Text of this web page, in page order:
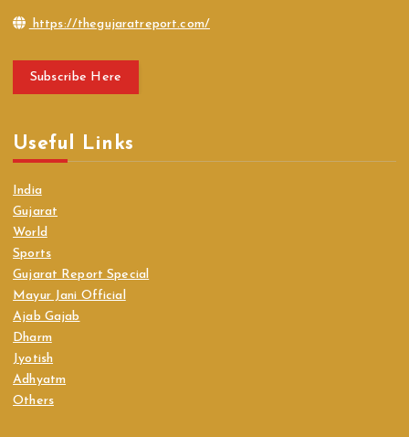
https://thegujaratreport.com/
Subscribe Here
Useful Links
India
Gujarat
World
Sports
Gujarat Report Special
Mayur Jani Official
Ajab Gajab
Dharm
Jyotish
Adhyatm
Others